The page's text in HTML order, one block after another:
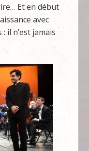
Et en début
avec
il n’est jamais